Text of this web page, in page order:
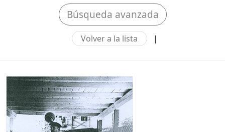
Búsqueda avanzada
Volver a la lista |